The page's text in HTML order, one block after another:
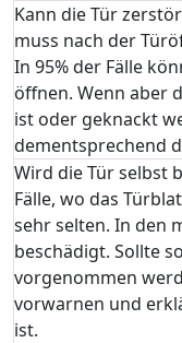
Kann die Tür
muss nach der
In 95% der Fälle
öffnen. Wenn aber
ist oder geknackt
dementsprechend
Wird die Tür selbst
Fälle, wo das
sehr selten. In den
beschädigt. Sollte
vorgenommen
vorwarnen und
ist.